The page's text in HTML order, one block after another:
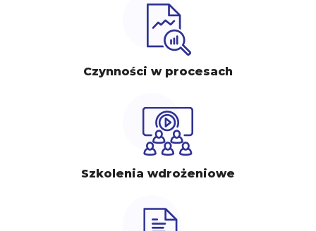
Czynności w procesach
Szkolenia wdrożeniowe